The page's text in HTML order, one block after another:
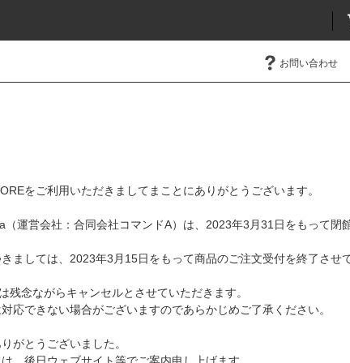
お問い合わせ
をご利用いただきましてまことにありがとうございます。
（運営会社：合同会社コマンドA）は、2023年3月31日をもって閉
ましては、2023年3月15日をもって商品のご注文受付を終了させ
念ながらキャンセルとさせていただきます。
応できない場合がございますのであらかじめご了承ください。
がとうございました。